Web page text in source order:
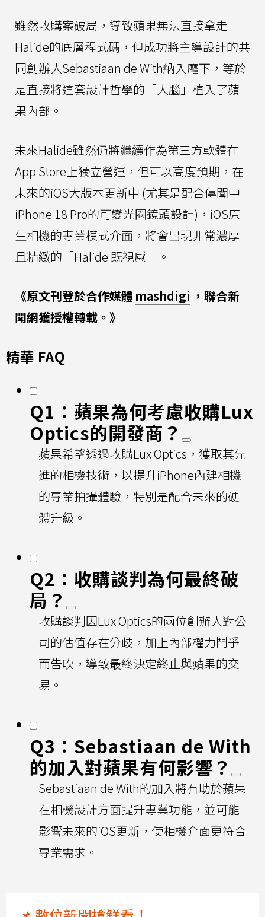
雖然收購案破局，導致蘋果無法直接拿走
Halide的底層程式碼，但成功將主導設計的共
同創辦人Sebastiaan de With納入麾下，等於
是直接將這套設計哲學的「大腦」植入了蘋
果內部。
未來Halide雖然仍將繼續作為第三方軟體在
App Store上獨立營運，但可以高度預期，在
未來的iOS大版本更新中 (尤其是配合傳聞中
iPhone 18 Pro的可變光圈鏡頭設計)，iOS原
生相機的專業模式介面，將會出現非常濃厚
且精緻的「Halide 既視感」。
《原文刊登於合作媒體 mashdigi ，聯合新
聞網獲授權轉載。》
精華 FAQ
Q1：蘋果為何考慮收購Lux
Optics的開發商？
蘋果希望透過收購Lux Optics，獲取其先
進的相機技術，以提升iPhone內建相機
的專業拍攝體驗，特別是配合未來的硬
體升級。
Q2：收購談判為何最終破
局？
收購談判因Lux Optics的兩位創辦人對公
司的估值存在分歧，加上內部權力鬥爭
而告吹，導致最終決定終止與蘋果的交
易。
Q3：Sebastiaan de With
的加入對蘋果有何影響？
Sebastiaan de With的加入將有助於蘋果
在相機設計方面提升專業功能，並可能
影響未來的iOS更新，使相機介面更符合
專業需求。